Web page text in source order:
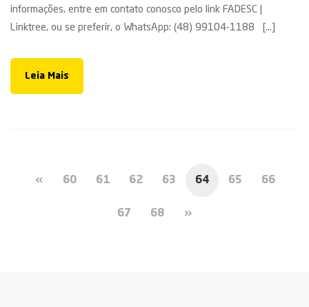
informações, entre em contato conosco pelo link FADESC |
Linktree, ou se preferir, o WhatsApp: (48) 99104-1188 [...]
Leia Mais
« 60 61 62 63 64 65 66
67 68 »